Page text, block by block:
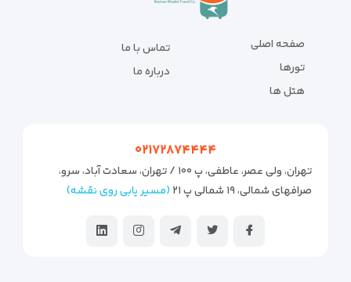
صفحه اصلی
تورها
هتل ها
تماس با ما
درباره ما
۰۲۱۷۲۸۷۴۴۴۴
تهران، ولی عصر، عاطفی، پ ۱۰۰ / تهران، سعادت آباد، سرو،
صرافهای شمالی، ۱۹ شمالی پ ۲۱
(مسیر یابی روی نقشه)